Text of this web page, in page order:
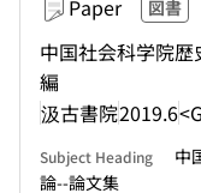
Paper 図書
中国社会科学院
編
汲古書院2019.6
Subject Heading 中
論--論文集